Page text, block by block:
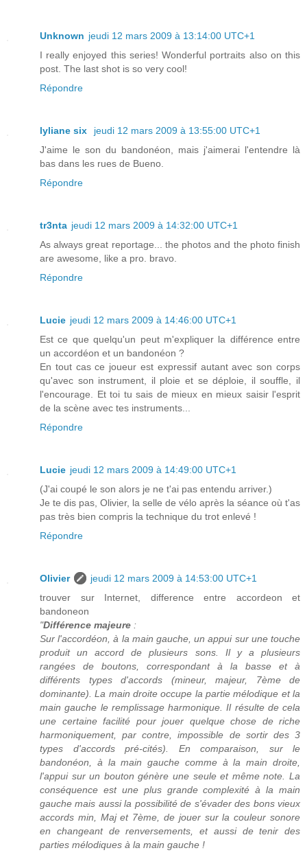
Unknown jeudi 12 mars 2009 à 13:14:00 UTC+1
I really enjoyed this series! Wonderful portraits also on this
post. The last shot is so very cool!
Répondre
lyliane six
jeudi 12 mars 2009 à 13:55:00 UTC+1
J'aime le son du bandonéon, mais j'aimerai l'entendre là
bas dans les rues de Bueno.
Répondre
tr3nta jeudi 12 mars 2009 à 14:32:00 UTC+1
As always great reportage... the photos and the photo finish
are awesome, like a pro. bravo.
Répondre
Lucie jeudi 12 mars 2009 à 14:46:00 UTC+1
Est ce que quelqu'un peut m'expliquer la différence entre
un accordéon et un bandonéon ?
En tout cas ce joueur est expressif autant avec son corps
qu'avec son instrument, il ploie et se déploie, il souffle, il
l'encourage. Et toi tu sais de mieux en mieux saisir l'esprit
de la scène avec tes instruments...
Répondre
Lucie jeudi 12 mars 2009 à 14:49:00 UTC+1
(J'ai coupé le son alors je ne t'ai pas entendu arriver.)
Je te dis pas, Olivier, la selle de vélo après la séance où t'as
pas très bien compris la technique du trot enlevé !
Répondre
Olivier
jeudi 12 mars 2009 à 14:53:00 UTC+1
trouver sur Internet, difference entre accordeon et
bandoneon
"Différence majeure :
Sur l'accordéon, à la main gauche, un appui sur une touche
produit un accord de plusieurs sons. Il y a plusieurs
rangées de boutons, correspondant à la basse et à
différents types d'accords (mineur, majeur, 7ème de
dominante). La main droite occupe la partie mélodique et la
main gauche le remplissage harmonique. Il résulte de cela
une certaine facilité pour jouer quelque chose de riche
harmoniquement, par contre, impossible de sortir des 3
types d'accords pré-cités). En comparaison, sur le
bandonéon, à la main gauche comme à la main droite,
l'appui sur un bouton génère une seule et même note. La
conséquence est une plus grande complexité à la main
gauche mais aussi la possibilité de s'évader des bons vieux
accords min, Maj et 7ème, de jouer sur la couleur sonore
en changeant de renversements, et aussi de tenir des
parties mélodiques à la main gauche !